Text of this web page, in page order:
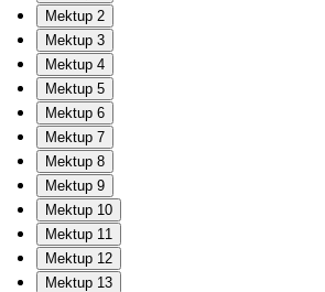
Mektup 2
Mektup 3
Mektup 4
Mektup 5
Mektup 6
Mektup 7
Mektup 8
Mektup 9
Mektup 10
Mektup 11
Mektup 12
Mektup 13